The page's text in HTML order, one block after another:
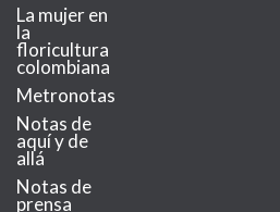
La mujer en
la
floricultura
colombiana
Metronotas
Notas de
aquí y de
allá
Notas de
prensa